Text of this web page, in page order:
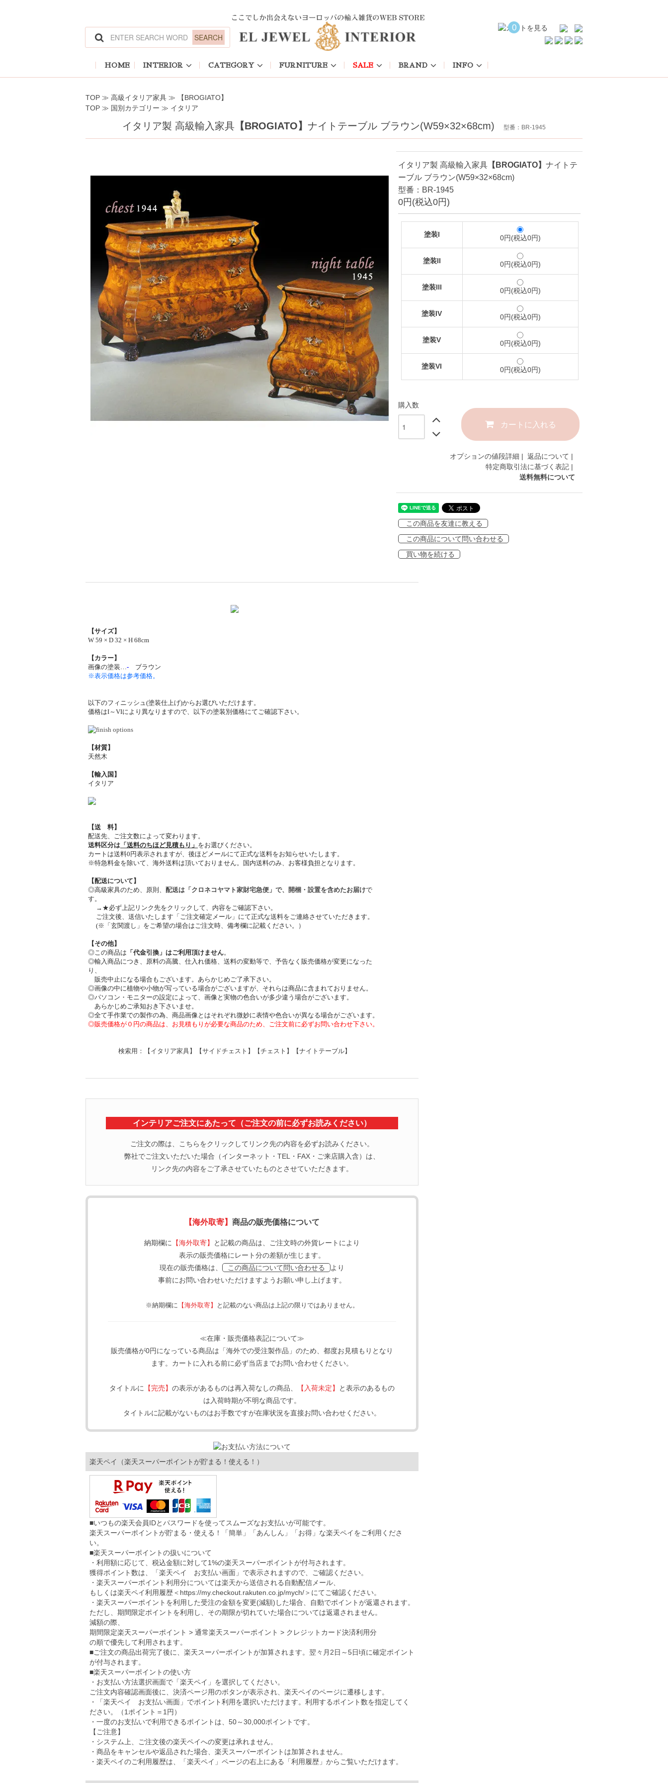
0
HOME INTERIOR CATEGORY FURNITURE SALE BRAND INFO
TOP ≫ 高級イタリア家具 ≫
【BROGIATO】
TOP ≫ 国別カテゴリー ≫ イタリア
イタリア製 高級輸入家具 【BROGIATO】 ナイトテーブル ブラウン(W59×32×68cm) 型番：BR-1945
イタリア製 高級輸入家具【BROGIATO】 ナイトテ
ーブル ブラウン(W59×32×68cm)
型番：BR-1945
0円(税込0円)
塗装I 0円(税込0円)
塗装II 0円(税込0円)
塗装III 0円(税込0円)
塗装IV 0円(税込0円)
塗装V 0円(税込0円)
塗装VI 0円(税込0円)
購入数
カートに入れる
オプションの値段詳細 | 返品について |
特定商取引法に基づく表記 |
送料無料について
この商品を友達に教える
この商品について問い合わせる
買い物を続ける
【サイズ】
W 59 × D 32 × H 68cm
【カラー】
画像の塗装…- ブラウン
※表示価格は参考価格。
以下のフィニッシュ(塗装仕上げ)からお選びいただけます。
価格はI～VIにより異なりますので、以下の塗装別価格にてご確認下さい。
【材質】
天然木
【輸入国】
イタリア
【送 料】
配送先、ご注文数によって変わります。
送料区分は 「送料のちほど見積もり」 をお選びください。
カートは送料0円表示されますが、後ほどメールにて正式な送料をお知らせいたします。
※特急料金を除いて、海外送料は頂いておりません。国内送料のみ、お客様負担となります。
【配送について】
◎高級家具のため、原則、 配送は「クロネコヤマト家財宅急便」で、開梱・設置を含めたお届けで
す。
→★必ず上記リンク先をクリックして、内容をご確認下さい。
ご注文後、送信いたします「ご注文確定メール」にて正式な送料をご連絡させていただきます。
(※「玄関渡し」をご希望の場合はご注文時、備考欄に記載ください。）
【その他】
◎この商品は 「代金引換」はご利用頂けません。
◎輸入商品につき、原料の高騰、仕入れ価格、送料の変動等で、予告なく販売価格が変更になった
り、
販売中止になる場合もございます。あらかじめご了承下さい。
◎画像の中に植物や小物が写っている場合がございますが、それらは商品に含まれておりません。
◎パソコン・モニターの設定によって、画像と実物の色合いが多少違う場合がございます。
あらかじめご承知おき下さいませ。
◎全て手作業での製作の為、商品画像とはそれぞれ微妙に表情や色合いが異なる場合がございます。
◎販売価格が０円の商品は、お見積もりが必要な商品のため、ご注文前に必ずお問い合わせ下さい。
検索用：【イタリア家具】【サイドチェスト】【チェスト】【ナイトテーブル】
インテリアご注文にあたって（ご注文の前に必ずお読みください）
ご注文の際は、こちらをクリックしてリンク先の内容を必ずお読みください。
弊社でご注文いただいた場合（インターネット・TEL・FAX・ご来店購入含）は、
リンク先の内容をご了承させていたものとさせていただきます。
【海外取寄】 商品の販売価格について
納期欄に 【海外取寄】
と記載の商品は、ご注文時の外貨レートにより
表示の販売価格にレート分の差額が生じます。
現在の販売価格は、
この商品について問い合わせる
より
事前にお問い合わせいただけますようお願い申し上げます。
※納期欄に 【海外取寄】 と記載のない商品は上記の限りではありません。
≪在庫・販売価格表記について≫
販売価格が0円になっている商品は「海外での受注製作品」のため、都度お見積もりとなり
ます。カートに入れる前に必ず当店までお問い合わせください。
タイトルに 【完売】 の表示があるものは再入荷なしの商品、 【入荷未定】
と表示のあるもの
は入荷時期が不明な商品です。
タイトルに記載がないものはお手数ですが在庫状況を直接お問い合わせください。
楽天ペイ（楽天スーパーポイントが貯まる！使える！）
■いつもの楽天会員IDとパスワードを使ってスムーズなお支払いが可能です。
楽天スーパーポイントが貯まる・使える！「簡単」「あんしん」「お得」な楽天ペイをご利用くださ
い。
■楽天スーパーポイントの扱いについて
・利用額に応じて、税込金額に対して1%の楽天スーパーポイントが付与されます。
獲得ポイント数は、「楽天ペイ お支払い画面」で表示されますので、ご確認ください。
・楽天スーパーポイント利用分については楽天から送信される自動配信メール、
もしくは楽天ペイ利用履歴＜ https://my.checkout.rakuten.co.jp/mych/＞にてご確認ください。
・楽天スーパーポイントを利用した受注の金額を変更(減額)した場合、自動でポイントが返還されます。
ただし、期間限定ポイントを利用し、その期限が切れていた場合については返還されません。
減額の際、
期間限定楽天スーパーポイント > 通常楽天スーパーポイント > クレジットカード決済利用分
の順で優先して利用されます。
■ご注文の商品出荷完了後に、楽天スーパーポイントが加算されます。翌々月2日～5日頃に確定ポイント
が付与されます。
■楽天スーパーポイントの使い方
・お支払い方法選択画面で「楽天ペイ」を選択してください。
ご注文内容確認画面後に、決済ページ用のボタンが表示され、楽天ペイのページに遷移します。
・「楽天ペイ お支払い画面」でポイント利用を選択いただけます。利用するポイント数を指定してく
ださい。（1ポイント＝1円）
・一度のお支払いで利用できるポイントは、50～30,000ポイントです。
【ご注意】
・システム上、ご注文後の楽天ペイへの変更は承れません。
・商品をキャンセルや返品された場合、楽天スーパーポイントは加算されません。
・楽天ペイのご利用履歴は、「楽天ペイ」ページの右上にある「利用履歴」からご覧いただけます。